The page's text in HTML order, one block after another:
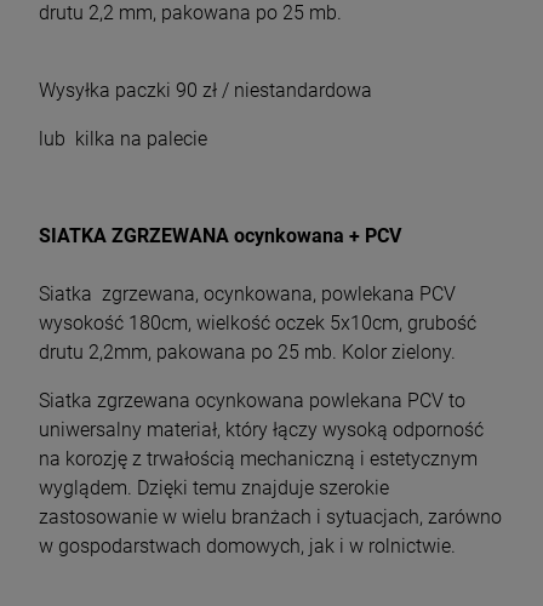
drutu 2,2 mm, pakowana po 25 mb.
Wysyłka paczki 90 zł / niestandardowa
lub kilka na palecie
SIATKA ZGRZEWANA ocynkowana + PCV
Siatka zgrzewana, ocynkowana, powlekana PCV
wysokość 180cm, wielkość oczek 5x10cm, grubość
drutu 2,2mm, pakowana po 25 mb. Kolor zielony.
Siatka zgrzewana ocynkowana powlekana PCV to
uniwersalny materiał, który łączy wysoką odporność
na korozję z trwałością mechaniczną i estetycznym
wyglądem. Dzięki temu znajduje szerokie
zastosowanie w wielu branżach i sytuacjach, zarówno
w gospodarstwach domowych, jak i w rolnictwie.